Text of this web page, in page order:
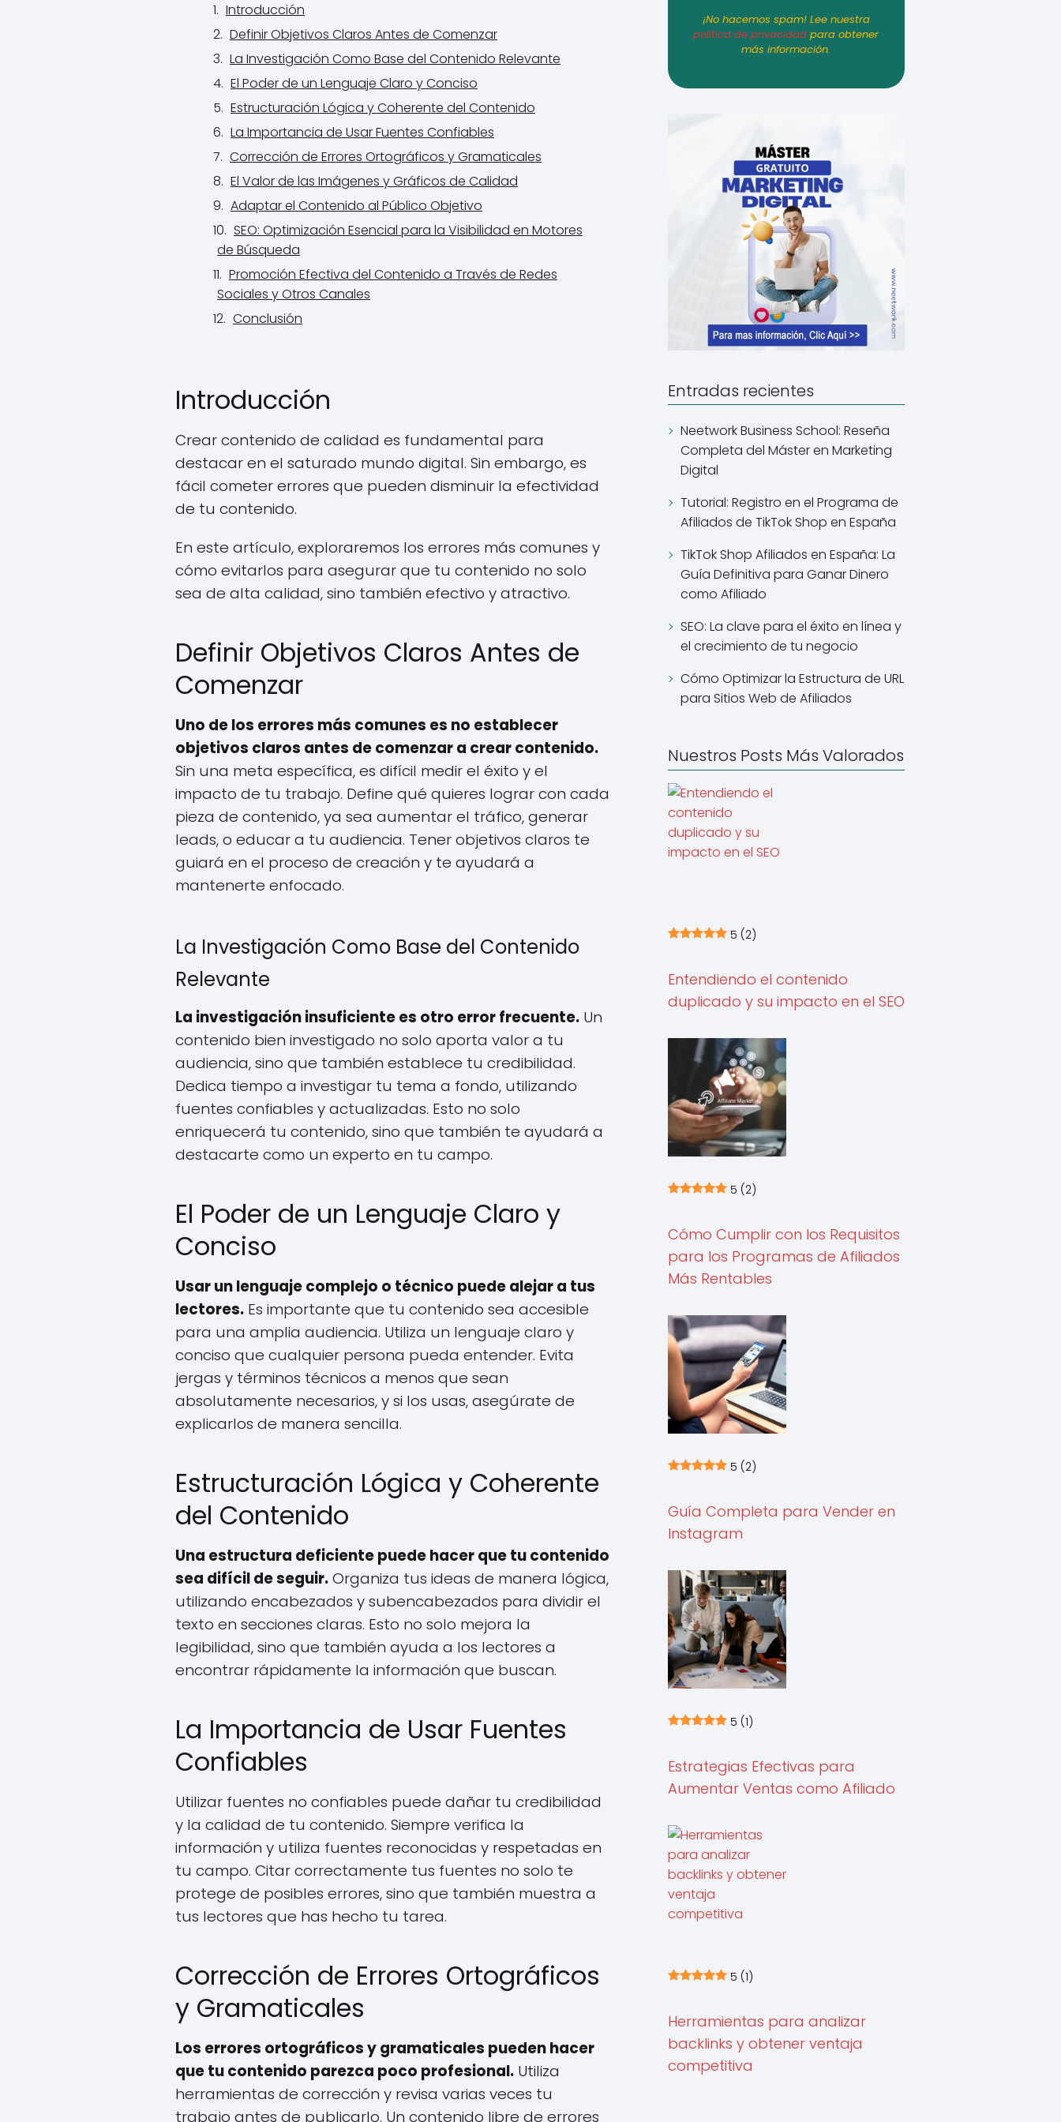
Introducción
Definir Objetivos Claros Antes de Comenzar
La Investigación Como Base del Contenido Relevante
El Poder de un Lenguaje Claro y Conciso
Estructuración Lógica y Coherente del Contenido
La Importancia de Usar Fuentes Confiables
Corrección de Errores Ortográficos y Gramaticales
El Valor de las Imágenes y Gráficos de Calidad
Adaptar el Contenido al Público Objetivo
SEO: Optimización Esencial para la Visibilidad en Motores
de Búsqueda
Promoción Efectiva del Contenido a Través de Redes
Sociales y Otros Canales
Conclusión
Introducción
Crear contenido de calidad es fundamental para
destacar en el saturado mundo digital. Sin embargo, es
fácil cometer errores que pueden disminuir la efectividad
de tu contenido.
En este artículo, exploraremos los errores más comunes y
cómo evitarlos para asegurar que tu contenido no solo
sea de alta calidad, sino también efectivo y atractivo.
Definir Objetivos Claros Antes de
Comenzar
Uno de los errores más comunes es no establecer
objetivos claros antes de comenzar a crear contenido.
Sin una meta específica, es difícil medir el éxito y el
impacto de tu trabajo. Define qué quieres lograr con cada
pieza de contenido, ya sea aumentar el tráfico, generar
leads, o educar a tu audiencia. Tener objetivos claros te
guiará en el proceso de creación y te ayudará a
mantenerte enfocado.
La Investigación Como Base del Contenido
Relevante
La investigación insuficiente es otro error frecuente. Un
contenido bien investigado no solo aporta valor a tu
audiencia, sino que también establece tu credibilidad.
Dedica tiempo a investigar tu tema a fondo, utilizando
fuentes confiables y actualizadas. Esto no solo
enriquecerá tu contenido, sino que también te ayudará a
destacarte como un experto en tu campo.
El Poder de un Lenguaje Claro y
Conciso
Usar un lenguaje complejo o técnico puede alejar a tus
lectores. Es importante que tu contenido sea accesible
para una amplia audiencia. Utiliza un lenguaje claro y
conciso que cualquier persona pueda entender. Evita
jergas y términos técnicos a menos que sean
absolutamente necesarios, y si los usas, asegúrate de
explicarlos de manera sencilla.
Estructuración Lógica y Coherente
del Contenido
Una estructura deficiente puede hacer que tu contenido
sea difícil de seguir.Organiza tus ideas de manera lógica,
utilizando encabezados y subencabezados para dividir el
texto en secciones claras. Esto no solo mejora la
legibilidad, sino que también ayuda a los lectores a
encontrar rápidamente la información que buscan.
La Importancia de Usar Fuentes
Confiables
Utilizar fuentes no confiables puede dañar tu credibilidad
y la calidad de tu contenido. Siempre verifica la
información y utiliza fuentes reconocidas y respetadas en
tu campo. Citar correctamente tus fuentes no solo te
protege de posibles errores, sino que también muestra a
tus lectores que has hecho tu tarea.
Corrección de Errores Ortográficos
y Gramaticales
Los errores ortográficos y gramaticales pueden hacer
que tu contenido parezca poco profesional. Utiliza
herramientas de corrección y revisa varias veces tu
trabajo antes de publicarlo. Un contenido libre de errores
¡No hacemos spam! Lee nuestra
política de privacidad para obtener
más información.
Entradas recientes
Neetwork Business School: Reseña
Completa del Máster en Marketing
Digital
Tutorial: Registro en el Programa de
Afiliados de TikTok Shop en España
TikTok Shop Afiliados en España: La
Guía Definitiva para Ganar Dinero
como Afiliado
SEO: La clave para el éxito en línea y
el crecimiento de tu negocio
Cómo Optimizar la Estructura de URL
para Sitios Web de Afiliados
Nuestros Posts Más Valorados
5 (2)
Entendiendo el contenido
duplicado y su impacto en el SEO
5 (2)
Cómo Cumplir con los Requisitos
para los Programas de Afiliados
Más Rentables
5 (2)
Guía Completa para Vender en
Instagram
5 (1)
Estrategias Efectivas para
Aumentar Ventas como Afiliado
5 (1)
Herramientas para analizar
backlinks y obtener ventaja
competitiva